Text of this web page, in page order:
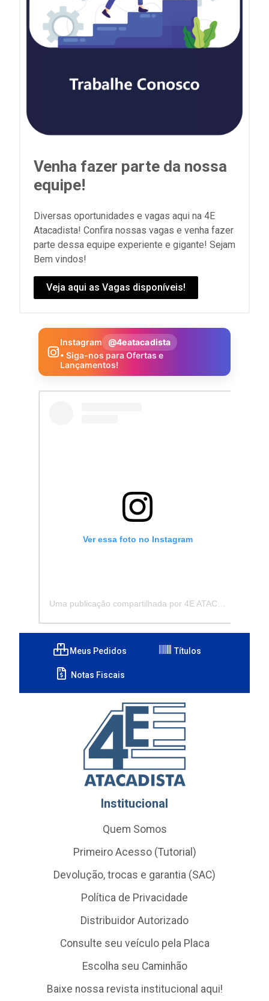
Venha fazer parte da nossa
equipe!
Diversas oportunidades e vagas aqui na 4E
Atacadista! Confira nossas vagas e venha fazer
parte dessa equipe experiente e gigante! Sejam
Bem vindos!
Veja aqui as Vagas disponíveis!
Instagram
@4eatacadista
• Siga-nos para Ofertas e
Lançamentos!
Ver essa foto no Instagram
Meus Pedidos Títulos
Notas Fiscais
Institucional
Quem Somos
Primeiro Acesso (Tutorial)
Devolução, trocas e garantia (SAC)
Política de Privacidade
Distribuidor Autorizado
Consulte seu veículo pela Placa
Escolha seu Caminhão
Baixe nossa revista institucional aqui!